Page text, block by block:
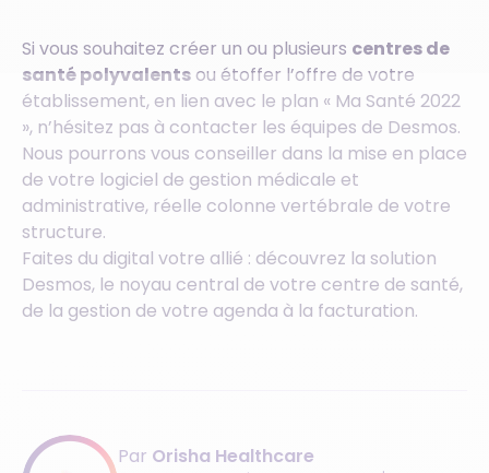
Si vous souhaitez créer un ou plusieurs centres de
santé polyvalents ou étoffer l’offre de votre
établissement, en lien avec le plan « Ma Santé 2022
», n’hésitez pas à contacter les équipes de Desmos.
Nous pourrons vous conseiller dans la mise en place
de votre logiciel de gestion médicale et
administrative, réelle colonne vertébrale de votre
structure.
Faites du digital votre allié : découvrez la solution
Desmos, le noyau central de votre centre de santé,
de la gestion de votre agenda à la facturation.
Par Orisha Healthcare